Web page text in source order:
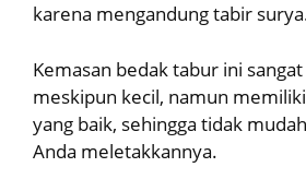
karena mengandung tabir
Kemasan bedak tabur ini
meskipun kecil, namun
yang baik, sehingga tidak
Anda meletakkannya.